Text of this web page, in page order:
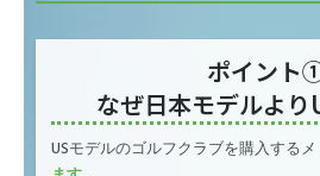
ポイント
なぜ日本モデルより
USモデルのゴルフクラブを購入する